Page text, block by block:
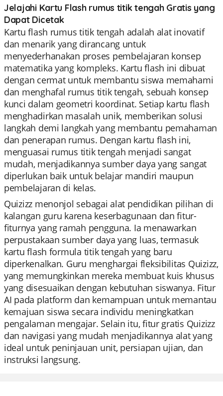
Jelajahi Kartu Flash rumus titik tengah Gratis yang
Dapat Dicetak
Kartu flash rumus titik tengah adalah alat inovatif
dan menarik yang dirancang untuk
menyederhanakan proses pembelajaran konsep
matematika yang kompleks. Kartu flash ini dibuat
dengan cermat untuk membantu siswa memahami
dan menghafal rumus titik tengah, sebuah konsep
kunci dalam geometri koordinat. Setiap kartu flash
menghadirkan masalah unik, memberikan solusi
langkah demi langkah yang membantu pemahaman
dan penerapan rumus. Dengan kartu flash ini,
menguasai rumus titik tengah menjadi sangat
mudah, menjadikannya sumber daya yang sangat
diperlukan baik untuk belajar mandiri maupun
pembelajaran di kelas.
Quizizz menonjol sebagai alat pendidikan pilihan di
kalangan guru karena keserbagunaan dan fitur-
fiturnya yang ramah pengguna. Ia menawarkan
perpustakaan sumber daya yang luas, termasuk
kartu flash formula titik tengah yang baru
diperkenalkan. Guru menghargai fleksibilitas Quizizz,
yang memungkinkan mereka membuat kuis khusus
yang disesuaikan dengan kebutuhan siswanya. Fitur
AI pada platform dan kemampuan untuk memantau
kemajuan siswa secara individu meningkatkan
pengalaman mengajar. Selain itu, fitur gratis Quizizz
dan navigasi yang mudah menjadikannya alat yang
ideal untuk peninjauan unit, persiapan ujian, dan
instruksi langsung.